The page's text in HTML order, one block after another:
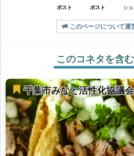
ポスト ポスト シ
このページについて運
このコネタを含
千葉市みなと活性化協議会